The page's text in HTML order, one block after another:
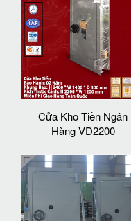
Cửa Kho Tiền Ngân
Hàng VD2200